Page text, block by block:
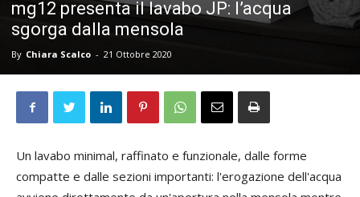
mg12 presenta il lavabo JP: l’acqua
sgorga dalla mensola
By Chiara Scalco - 21 Ottobre 2020
Un lavabo minimal, raffinato e funzionale, dalle forme
compatte e dalle sezioni importanti: l'erogazione dell'acqua